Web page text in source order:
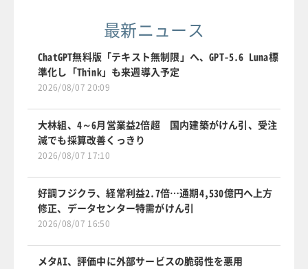
最新ニュース
ChatGPT無料版「テキスト無制限」へ、GPT-5.6 Luna標
準化し「Think」も来週導入予定
2026/08/07 20:09
大林組、4～6月営業益2倍超 国内建築がけん引、受注
減でも採算改善くっきり
2026/08/07 17:10
好調フジクラ、経常利益2.7倍…通期4,530億円へ上方
修正、データセンター特需がけん引
2026/08/07 16:50
メタAI、評価中に外部サービスの脆弱性を悪用